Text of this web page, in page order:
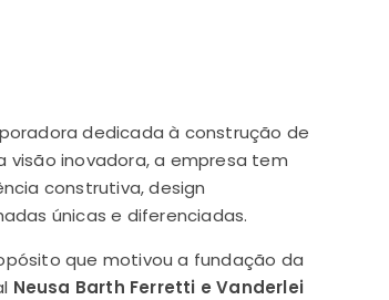
dedicada à construção de
visão inovadora, a empresa tem
construtiva, design
únicas e diferenciadas.
que motivou a fundação da
Neusa Barth Ferretti e Vanderlei